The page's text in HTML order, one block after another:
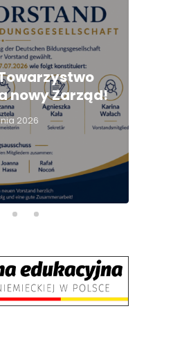
nowy Zarząd!
2026